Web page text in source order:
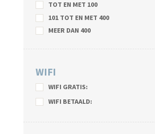
TOT EN MET 100
101 TOT EN MET 400
MEER DAN 400
WIFI
WIFI GRATIS:
WIFI BETAALD: